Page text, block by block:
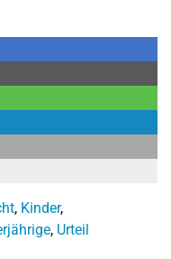
, Kinder,
, Urteil